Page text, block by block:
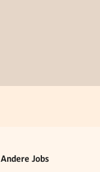
Andere Jobs